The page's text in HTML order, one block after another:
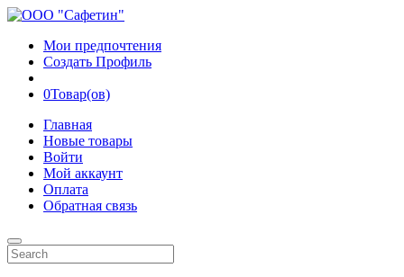
Мои предпочтения
Создать Профиль
0Товар(ов)
Главная
Новые товары
Войти
Мой аккаунт
Оплата
Обратная связь